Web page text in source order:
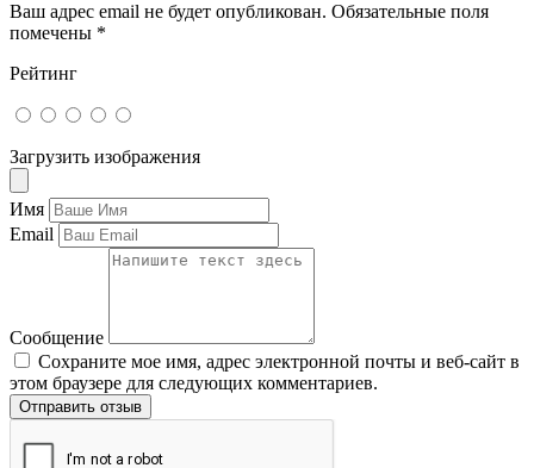
Ваш адрес email не будет опубликован. Обязательные поля
помечены *
Рейтинг
Загрузить изображения
Имя
Email
Сообщение
Сохраните мое имя, адрес электронной почты и веб-сайт в
этом браузере для следующих комментариев.
Отправить отзыв